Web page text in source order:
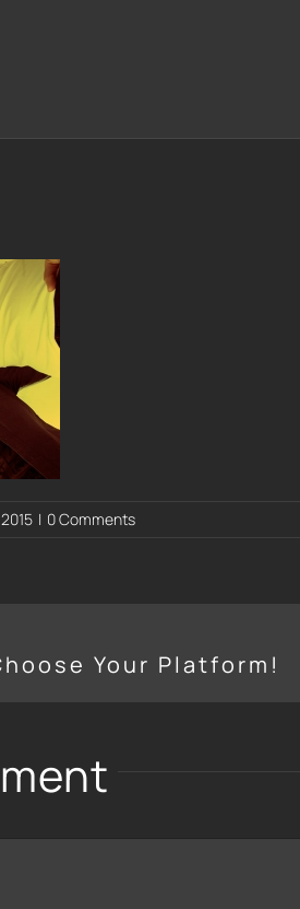
| 0 Comments
Your Platform!